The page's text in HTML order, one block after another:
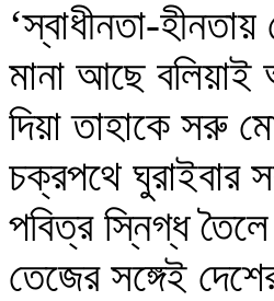
‘স্বাধীনতা-
মানা আছে
দিয়া তাহাকে সরু
চক্রপথে ঘুরাইবার
পবিত্র স্নিগ্ধ
তেজের সঙ্গেই